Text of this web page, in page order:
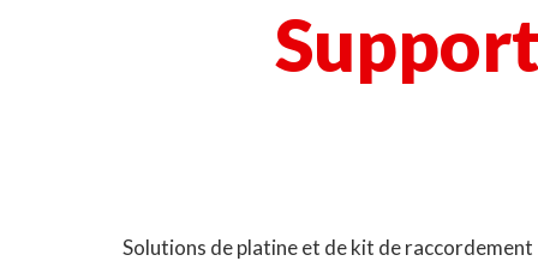
Solutions de platine et de kit de